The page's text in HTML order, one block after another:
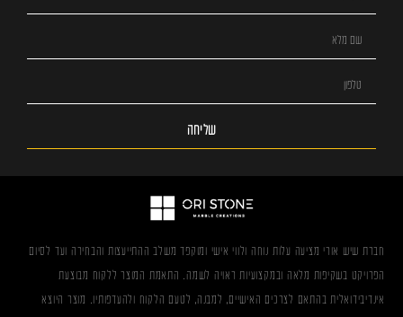
שליחה
חברת שיש אורי מציעה עלות נוחה ולווי אישי ומוקפד משלב ההתייעצות והבחירה ועד לסיום
הפרויקט בשקיפות מלאה ובמקצועיות ראויה לשמה. התאמת המוצר ללקוח מבוצעת
אינדיבידואלית בהתאם לצרכים האישיים, למבנה, לטעם הלקוח ולהעדפותיו. מוצר היוצא